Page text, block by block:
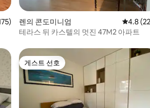
(5점 만점), 후기 175개
렌의 콘도미니엄 평점 4.8
4.8
테라스 뒤 카스텔의 멋진 47M2 아파트
게스트 선호
게스트 선호